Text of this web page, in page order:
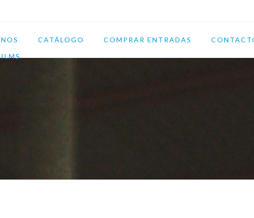
CATÁLOGO COMPRAR ENTRADAS